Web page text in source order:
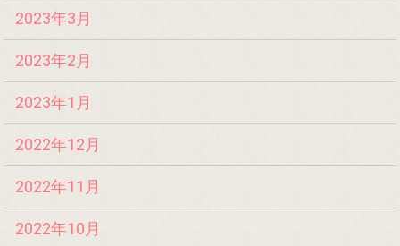
2023年3月
2023年2月
2023年1月
2022年12月
2022年11月
2022年10月